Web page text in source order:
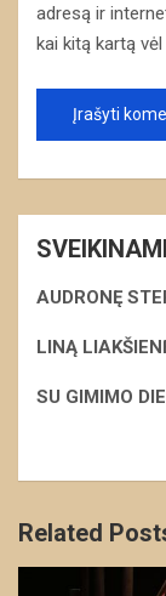
adresą ir
kai kitą kartą
AUDRONĘ
LINĄ
SU GIMIMO
Related